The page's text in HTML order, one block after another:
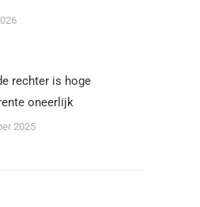
rechter is hoge
oneerlijk
2025